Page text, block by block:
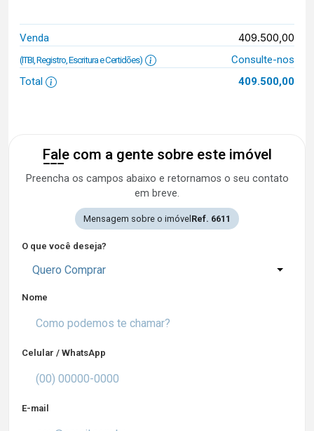
Venda 409.500,00
(ITBI, Registro, Escritura e Certidões)
Consulte-nos
Total
409.500,00
Fale com a gente sobre este imóvel
Preencha os campos abaixo e retornamos o seu contato
em breve.
Mensagem sobre o imóvel Ref. 6611
O que você deseja?
Quero Comprar
Nome
Celular / WhatsApp
E-mail